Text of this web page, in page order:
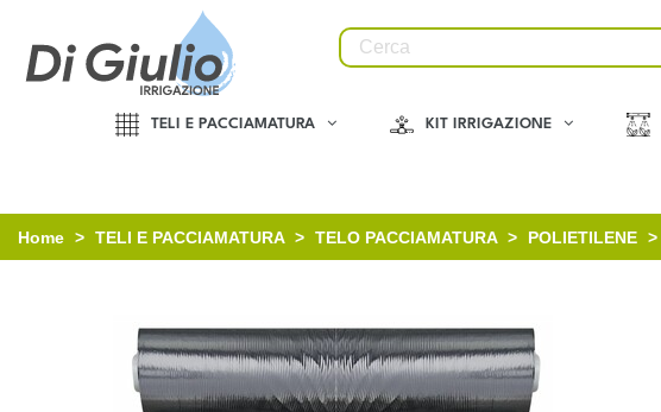
TELI E PACCIAMATURA KIT IRRIGAZIONE
Home > TELI E PACCIAMATURA > TELO PACCIAMATURA > POLIETILENE >